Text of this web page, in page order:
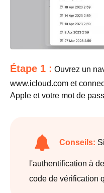
Étape 1 : Ouvrez un
www.icloud.com et
Apple et votre mot de
Conseils:
l'authentification à
code de vérification